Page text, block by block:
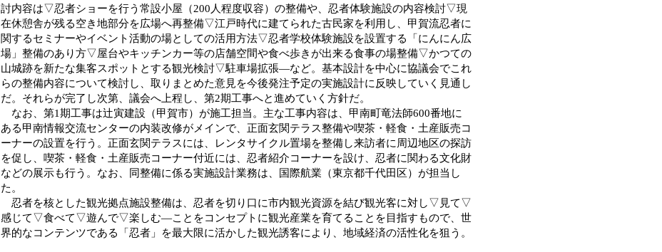
討内容は▽忍者ショーを行う常設小屋（200人程度収容）の整備や、忍者体験施設の内容検討▽現
在休憩舎が残る空き地部分を広場へ再整備▽江戸時代に建てられた古民家を利用し、甲賀流忍者に
関するセミナーやイベント活動の場としての活用方法▽忍者学校体験施設を設置する「にんにん広
場」整備のあり方▽屋台やキッチンカー等の店舗空間や食べ歩きが出来る食事の場整備▽かつての
山城跡を新たな集客スポットとする観光検討▽駐車場拡張―など。基本設計を中心に協議会でこれ
らの整備内容について検討し、取りまとめた意見を今後発注予定の実施設計に反映していく見通し
だ。それらが完了し次第、議会へ上程し、第2期工事へと進めていく方針だ。
なお、第1期工事は辻寅建設（甲賀市）が施工担当。主な工事内容は、甲南町竜法師600番地に
ある甲南情報交流センターの内装改修がメインで、正面玄関テラス整備や喫茶・軽食・土産販売コ
ーナーの設置を行う。正面玄関テラスには、レンタサイクル置場を整備し来訪者に周辺地区の探訪
を促し、喫茶・軽食・土産販売コーナー付近には、忍者紹介コーナーを設け、忍者に関わる文化財
などの展示も行う。なお、同整備に係る実施設計業務は、国際航業（東京都千代田区）が担当し
た。
忍者を核とした観光拠点施設整備は、忍者を切り口に市内観光資源を結び観光客に対し▽見て▽
感じて▽食べて▽遊んで▽楽しむ―ことをコンセプトに観光産業を育てることを目指すもので、世
界的なコンテンツである「忍者」を最大限に活かした観光誘客により、地域経済の活性化を狙う。